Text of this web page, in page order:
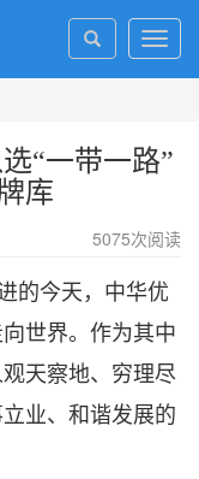
“一带一路”
库
5075次阅读
的今天，中华优
世界。作为其中
天察地、穷理尽
业、和谐发展的